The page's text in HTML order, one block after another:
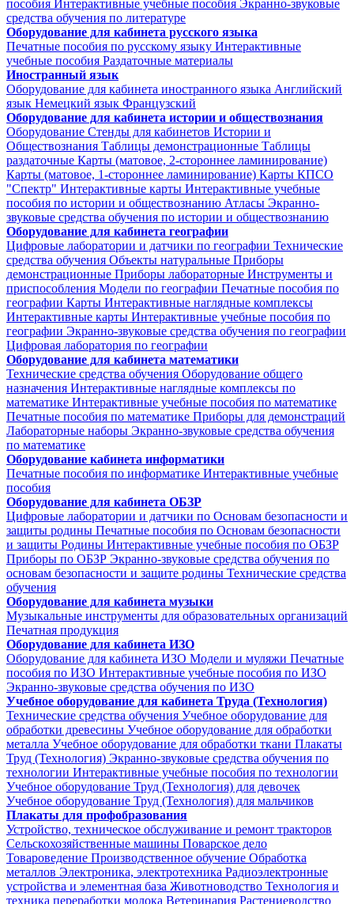
пособия Интерактивные учебные пособия Экранно-звуковые
средства обучения по литературе
Оборудование для кабинета русского языка
Печатные пособия по русскому языку Интерактивные
учебные пособия Раздаточные материалы
Иностранный язык
Оборудование для кабинета иностранного языка Английский
язык Немецкий язык Французский
Оборудование для кабинета истории и обществознания
Оборудование Стенды для кабинетов Истории и
Обществознания Таблицы демонстрационные Таблицы
раздаточные Карты (матовое, 2-стороннее ламинирование)
Карты (матовое, 1-стороннее ламинирование) Карты КПСО
"Спектр" Интерактивные карты Интерактивные учебные
пособия по истории и обществознанию Атласы Экранно-
звуковые средства обучения по истории и обществознанию
Оборудование для кабинета географии
Цифровые лаборатории и датчики по географии Технические
средства обучения Объекты натуральные Приборы
демонстрационные Приборы лабораторные Инструменты и
приспособления Модели по географии Печатные пособия по
географии Карты Интерактивные наглядные комплексы
Интерактивные карты Интерактивные учебные пособия по
географии Экранно-звуковые средства обучения по географии
Цифровая лаборатория по географии
Оборудование для кабинета математики
Технические средства обучения Оборудование общего
назначения Интерактивные наглядные комплексы по
математике Интерактивные учебные пособия по математике
Печатные пособия по математике Приборы для демонстраций
Лабораторные наборы Экранно-звуковые средства обучения
по математике
Оборудование кабинета информатики
Печатные пособия по информатике Интерактивные учебные
пособия
Оборудование для кабинета ОБЗР
Цифровые лаборатории и датчики по Основам безопасности и
защиты родины Печатные пособия по Основам безопасности
и защиты Родины Интерактивные учебные пособия по ОБЗР
Приборы по ОБЗР Экранно-звуковые средства обучения по
основам безопасности и защите родины Технические средства
обучения
Оборудование для кабинета музыки
Музыкальные инструменты для образовательных организаций
Печатная продукция
Оборудование для кабинета ИЗО
Оборудование для кабинета ИЗО Модели и муляжи Печатные
пособия по ИЗО Интерактивные учебные пособия по ИЗО
Экранно-звуковые средства обучения по ИЗО
Учебное оборудование для кабинета Труда (Технология)
Технические средства обучения Учебное оборудование для
обработки древесины Учебное оборудование для обработки
металла Учебное оборудование для обработки ткани Плакаты
Труд (Технология) Экранно-звуковые средства обучения по
технологии Интерактивные учебные пособия по технологии
Учебное оборудование Труд (Технология) для девочек
Учебное оборудование Труд (Технология) для мальчиков
Плакаты для профобразования
Устройство, техническое обслуживание и ремонт тракторов
Сельскохозяйственные машины Поварское дело
Товароведение Производственное обучение Обработка
металлов Электроника, электротехника Радиоэлектронные
устройства и элементная база Животноводство Технология и
техника переработки молока Ветеринария Растениеводство